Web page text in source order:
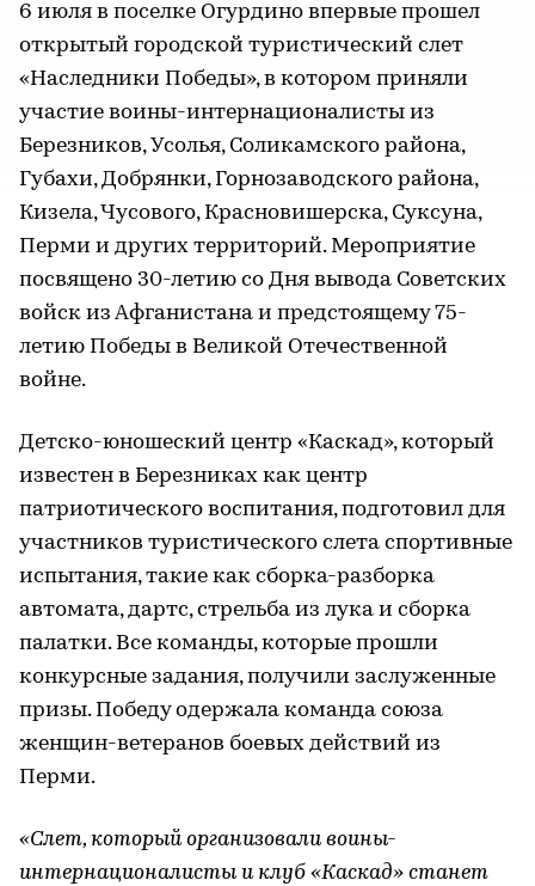
6 июля в поселке Огурдино впервые прошел
открытый городской туристический слет
«Наследники Победы», в котором приняли
участие воины-интернационалисты из
Березников, Усолья, Соликамского района,
Губахи, Добрянки, Горнозаводского района,
Кизела, Чусового, Красновишерска, Суксуна,
Перми и других территорий. Мероприятие
посвящено 30-летию со Дня вывода Советских
войск из Афганистана и предстоящему 75-
летию Победы в Великой Отечественной
войне.
Детско-юношеский центр «Каскад», который
известен в Березниках как центр
патриотического воспитания, подготовил для
участников туристического слета спортивные
испытания, такие как сборка-разборка
автомата, дартс, стрельба из лука и сборка
палатки. Все команды, которые прошли
конкурсные задания, получили заслуженные
призы. Победу одержала команда союза
женщин-ветеранов боевых действий из
Перми.
«Слет, который организовали воины-
интернационалисты и клуб «Каскад» станет